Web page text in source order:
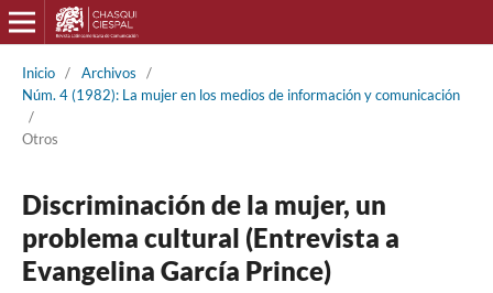
Inicio / Archivos
/
Núm. 4 (1982): La mujer en los medios de información y comunicación
/
Otros
Discriminación de la mujer, un
problema cultural (Entrevista a
Evangelina García Prince)